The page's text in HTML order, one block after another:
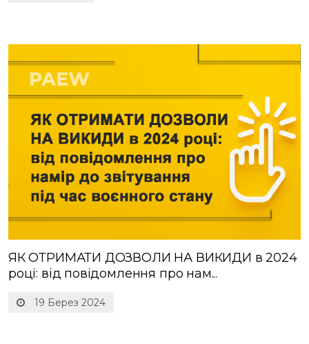
19 Берез 2024
ЯК ОТРИМАТИ ДОЗВОЛИ НА ВИКИДИ в 2024
році: від повідомлення про нам...